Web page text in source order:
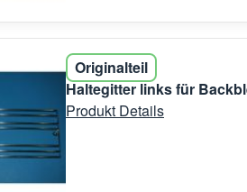
Originalteil
Haltegitter links für
Produkt Details